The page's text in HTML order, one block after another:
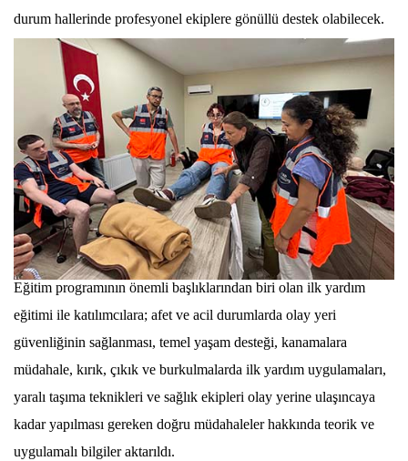
durum hallerinde profesyonel ekiplere gönüllü destek olabilecek.
Eğitim programının önemli başlıklarından biri olan ilk yardım
eğitimi ile katılımcılara; afet ve acil durumlarda olay yeri
güvenliğinin sağlanması, temel yaşam desteği, kanamalara
müdahale, kırık, çıkık ve burkulmalarda ilk yardım uygulamaları,
yaralı taşıma teknikleri ve sağlık ekipleri olay yerine ulaşıncaya
kadar yapılması gereken doğru müdahaleler hakkında teorik ve
uygulamalı bilgiler aktarıldı.